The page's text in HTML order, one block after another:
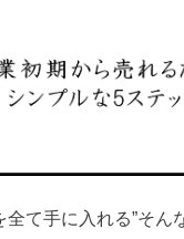
全て手に入れる”そん